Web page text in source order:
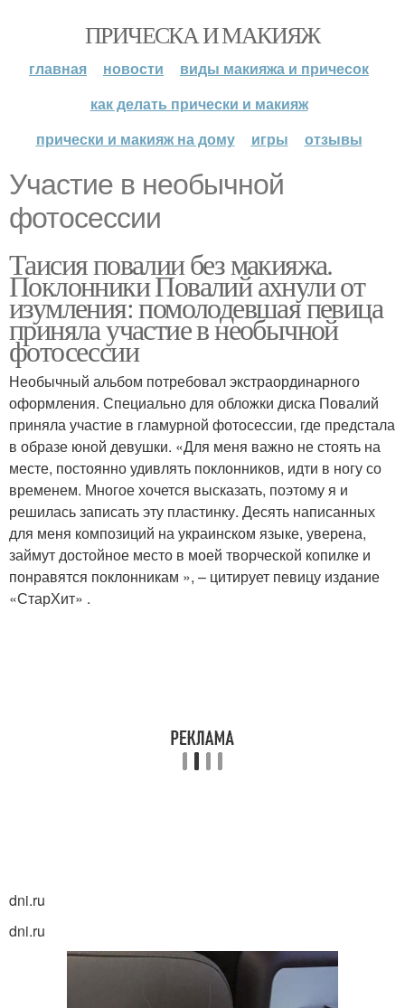
ПРИЧЕСКА И МАКИЯЖ
главная новости
виды макияжа и причесок
как делать прически и макияж
прически и макияж на дому
игры отзывы
Участие в необычной
фотосессии
Таисия повалии без макияжа.
Поклонники Повалий ахнули от
изумления: помолодевшая певица
приняла участие в необычной
фотосессии
Необычный альбом потребовал экстраординарного
оформления. Специально для обложки диска Повалий
приняла участие в гламурной фотосессии, где предстала
в образе юной девушки. «Для меня важно не стоять на
месте, постоянно удивлять поклонников, идти в ногу со
временем. Многое хочется высказать, поэтому я и
решилась записать эту пластинку. Десять написанных
для меня композиций на украинском языке, уверена,
займут достойное место в моей творческой копилке и
понравятся поклонникам », – цитирует певицу издание
«СтарХит» .
dni.ru
dni.ru